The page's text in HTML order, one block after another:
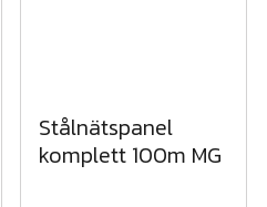
Stålnätspanel
komplett 100m MG